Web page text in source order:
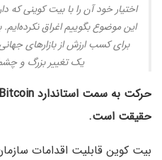
اختیار خود آن را با بیت کوینی که
این موضوع بگوییم اغراق
برای کسب ارزش از بازارهای
یک تغییر بزرگ و
حقیقت است.
بیت کوین قابلیت اقدامات